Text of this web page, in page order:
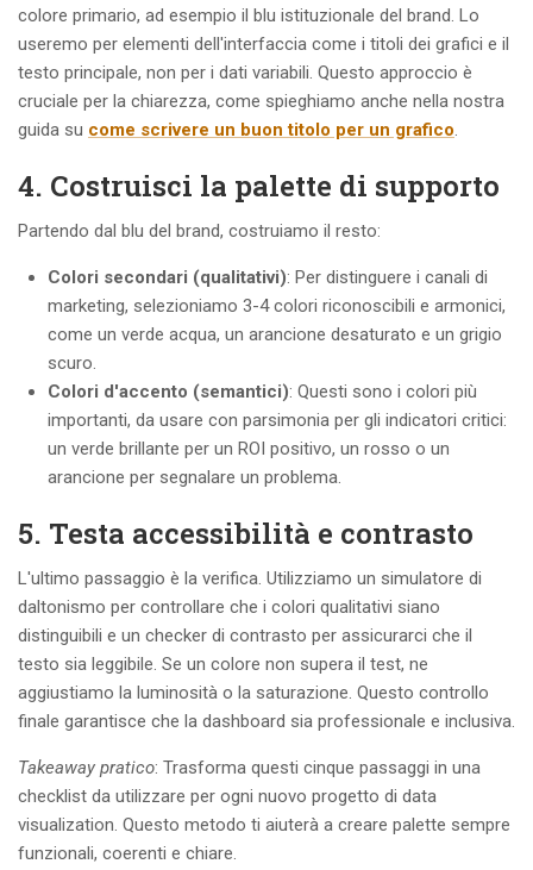
colore primario, ad esempio il blu istituzionale del brand. Lo
useremo per elementi dell'interfaccia come i titoli dei grafici e il
testo principale, non per i dati variabili. Questo approccio è
cruciale per la chiarezza, come spieghiamo anche nella nostra
guida su come scrivere un buon titolo per un grafico.
4. Costruisci la palette di supporto
Partendo dal blu del brand, costruiamo il resto:
Colori secondari (qualitativi): Per distinguere i canali di
marketing, selezioniamo 3-4 colori riconoscibili e armonici,
come un verde acqua, un arancione desaturato e un grigio
scuro.
Colori d'accento (semantici): Questi sono i colori più
importanti, da usare con parsimonia per gli indicatori critici:
un verde brillante per un ROI positivo, un rosso o un
arancione per segnalare un problema.
5. Testa accessibilità e contrasto
L'ultimo passaggio è la verifica. Utilizziamo un simulatore di
daltonismo per controllare che i colori qualitativi siano
distinguibili e un checker di contrasto per assicurarci che il
testo sia leggibile. Se un colore non supera il test, ne
aggiustiamo la luminosità o la saturazione. Questo controllo
finale garantisce che la dashboard sia professionale e inclusiva.
Takeaway pratico: Trasforma questi cinque passaggi in una
checklist da utilizzare per ogni nuovo progetto di data
visualization. Questo metodo ti aiuterà a creare palette sempre
funzionali, coerenti e chiare.